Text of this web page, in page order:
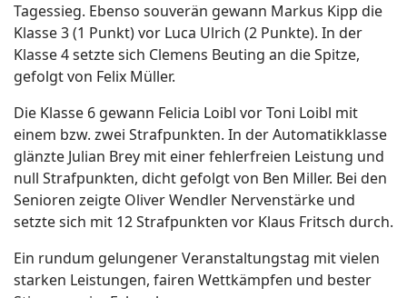
Tagessieg. Ebenso souverän gewann Markus Kipp die
Klasse 3 (1 Punkt) vor Luca Ulrich (2 Punkte). In der
Klasse 4 setzte sich Clemens Beuting an die Spitze,
gefolgt von Felix Müller.
Die Klasse 6 gewann Felicia Loibl vor Toni Loibl mit
einem bzw. zwei Strafpunkten. In der Automatikklasse
glänzte Julian Brey mit einer fehlerfreien Leistung und
null Strafpunkten, dicht gefolgt von Ben Miller. Bei den
Senioren zeigte Oliver Wendler Nervenstärke und
setzte sich mit 12 Strafpunkten vor Klaus Fritsch durch.
Ein rundum gelungener Veranstaltungstag mit vielen
starken Leistungen, fairen Wettkämpfen und bester